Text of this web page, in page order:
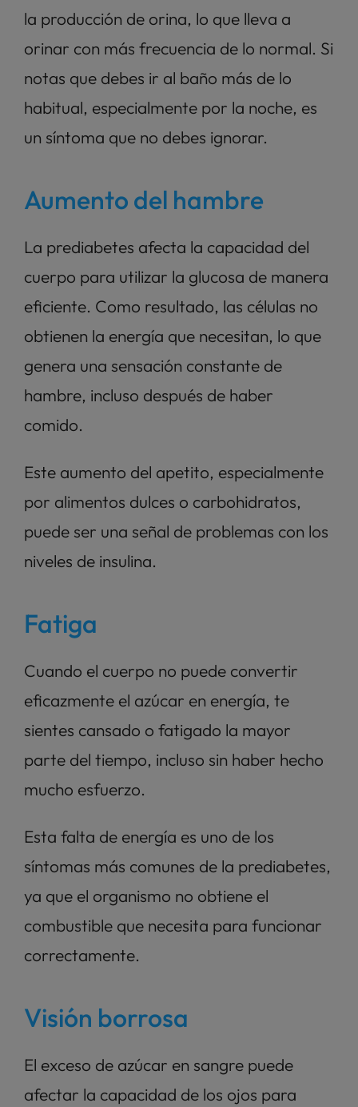
la producción de orina, lo que lleva a
orinar con más frecuencia de lo normal. Si
notas que debes ir al baño más de lo
habitual, especialmente por la noche, es
un síntoma que no debes ignorar.
Aumento del hambre
La prediabetes afecta la capacidad del
cuerpo para utilizar la glucosa de manera
eficiente. Como resultado, las células no
obtienen la energía que necesitan, lo que
genera una sensación constante de
hambre, incluso después de haber
comido.
Este aumento del apetito, especialmente
por alimentos dulces o carbohidratos,
puede ser una señal de problemas con los
niveles de insulina.
Fatiga
Cuando el cuerpo no puede convertir
eficazmente el azúcar en energía, te
sientes cansado o fatigado la mayor
parte del tiempo, incluso sin haber hecho
mucho esfuerzo.
Esta falta de energía es uno de los
síntomas más comunes de la prediabetes,
ya que el organismo no obtiene el
combustible que necesita para funcionar
correctamente.
Visión borrosa
El exceso de azúcar en sangre puede
afectar la capacidad de los ojos para